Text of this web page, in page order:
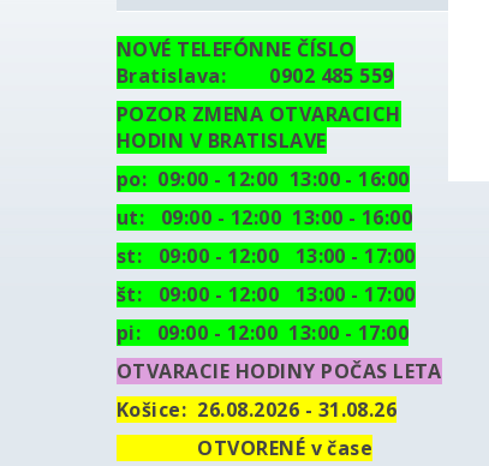
NOVÉ TELEFÓNNE ČÍSLO
Bratislava: 0902 485 559
POZOR ZMENA OTVARACICH
HODIN V BRATISLAVE
po: 09:00 - 12:00 13:00 - 16:00
ut: 09:00 - 12:00 13:00 - 16:00
st: 09:00 - 12:00 13:00 - 17:00
št: 09:00 - 12:00 13:00 - 17:00
pi: 09:00 - 12:00 13:00 - 17:00
OTVARACIE HODINY POČAS LETA
Košice: 26.08.2026 - 31.08.26
OTVORENÉ v čase